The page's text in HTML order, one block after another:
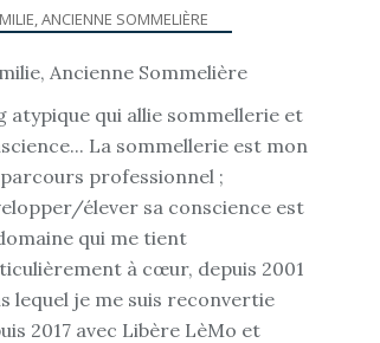
ANCIENNE SOMMELIÈRE
atypique qui allie sommellerie et
La sommellerie est mon
professionnel ;
élever sa conscience est
qui me tient
à cœur, depuis 2001
lequel je me suis reconvertie
2017 avec Libère LèMo et